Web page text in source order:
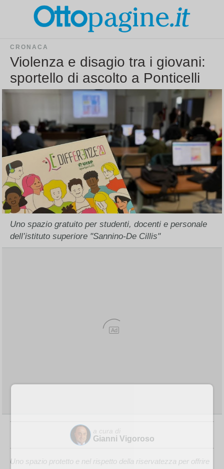
CRONACA
Violenza e disagio tra i giovani:
sportello di ascolto a Ponticelli
Uno spazio gratuito per studenti, docenti e personale
dell’istituto superiore "Sannino-De Cillis"
Ad
a cura di
Gianni Vigoroso
Uno spazio protetto e nel rispetto della riservatezza per offrire